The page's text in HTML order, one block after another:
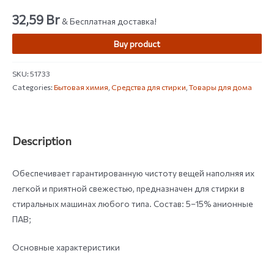
32,59 Br& Бесплатная доставка!
Buy product
SKU:51733
Categories:Бытовая химия, Средства для стирки,Товары для дома
Description
Обеспечивает гарантированную чистоту вещей наполняя их
легкой и приятной свежестью, предназначен для стирки в
стиральных машинах любого типа. Состав: 5–15% анионные
ПАВ;
Основные характеристики